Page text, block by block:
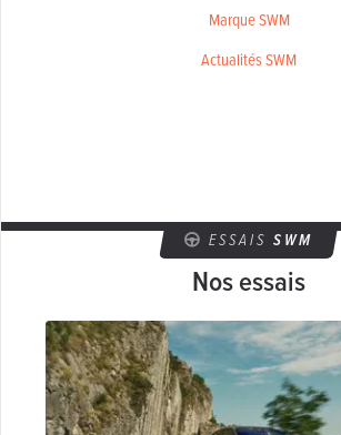
Marque SWM
Actualités SWM
ESSAIS SWM
Nos essais